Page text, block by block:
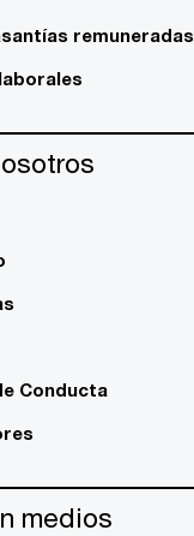
remuneradas
Conducta
medios